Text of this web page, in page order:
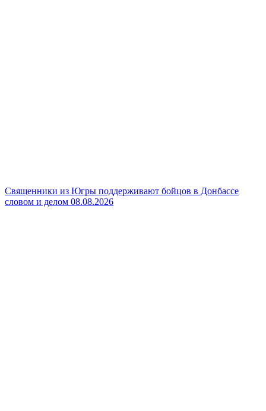
Священники из Югры поддерживают бойцов в Донбассе
словом и делом 08.08.2026